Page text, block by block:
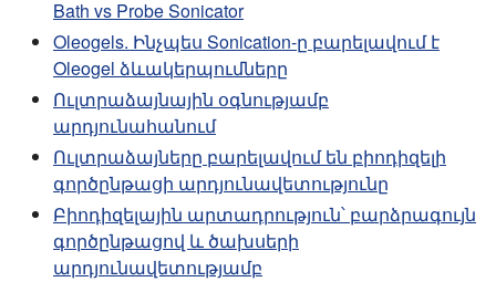
Bath vs Probe Sonicator
Oleogels. Ինչպես Sonication-ը բարելավում է
Oleogel ձևակերպումները
Ուլտրաձայնային օգնությամբ
արդյունահանում
Ուլտրաձայները բարելավում են բիոդիզելի
գործընթացի արդյունավետությունը
Բիոդիզելային արտադրություն՝ բարձրագույն
գործընթացով և ծախսերի
արդյունավետությամբ